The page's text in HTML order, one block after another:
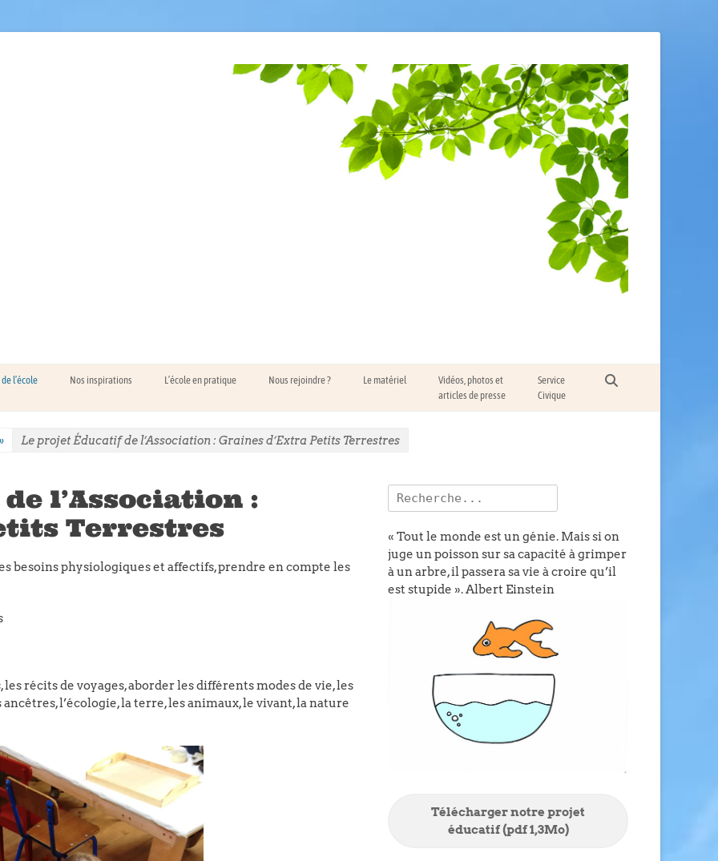
d'extra petits terrestres
l’école Nos inspirations L’école en pratique Nous rejoindre ? Le matériel
Vidéos, photos et
articles de presse
Service
Civique
Le projet Éducatif de l’Association : Graines d’Extra Petits Terrestres
l’Association :
Terrestres
besoins physiologiques et affectifs, prendre en compte les
récits de voyages, aborder les différents modes de vie, les
l’écologie, la terre, les animaux, le vivant, la nature
Rechercher :
« Tout le monde est un génie. Mais si on
juge un poisson sur sa capacité à grimper
à un arbre, il passera sa vie à croire qu’il
est stupide ».Albert Einstein
Télécharger notre projet
éducatif (pdf 1,3Mo)